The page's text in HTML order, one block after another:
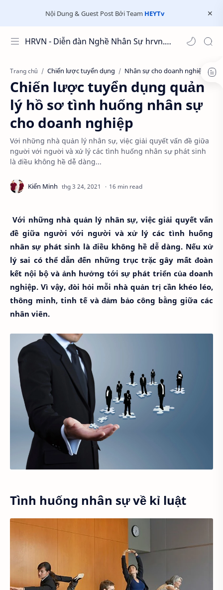
Nội Dung & Guest Post Bởi Team HEYTv
HRVN - Diễn đàn Nghề Nhân Sự hrvn.com.vn
Trang chủ Chiến lược tuyển dụng Nhân sự cho doanh nghiệp
Chiến lược tuyển dụng quản
lý hồ sơ tình huống nhân sự
cho doanh nghiệp
Với những nhà quản lý nhân sự, việc giải quyết vấn đề giữa
người với người và xử lý các tình huống nhân sự phát sinh
là điều không hề dễ dàng...
16 min read
Với những nhà quản lý nhân sự, việc giải quyết vấn
đề giữa người với người và xử lý các tình huống
nhân sự phát sinh là điều không hề dễ dàng. Nếu xử
lý sai có thể dẫn đến những trục trặc gây mất đoàn
kết nội bộ và ảnh hưởng tới sự phát triển của doanh
nghiệp. Vì vậy, đòi hỏi mỗi nhà quản trị cần khéo léo,
thông minh, tinh tế và đảm bảo công bằng giữa các
nhân viên.
Tình huống nhân sự về kỉ luật